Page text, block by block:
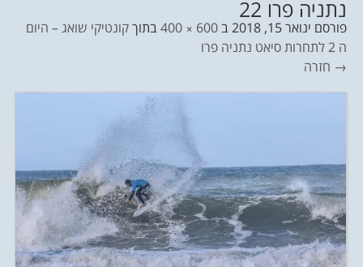
נתניה פרו 22
פורסם ינואר 15, 2018 ב600 × 400 בתוךקונטיקי שואג – היום
ה 2 לתחרות סיאט נתניה פרו
→ חזרה